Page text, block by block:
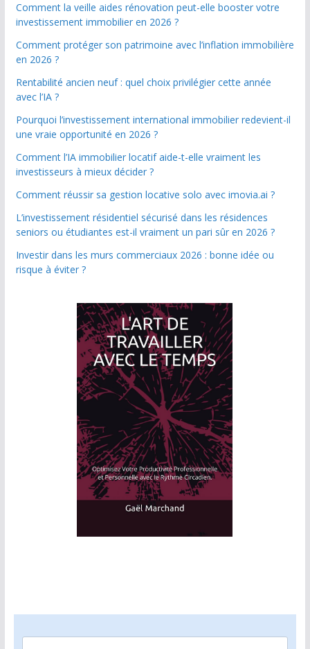
Comment la veille aides rénovation peut-elle booster votre
investissement immobilier en 2026 ?
Comment protéger son patrimoine avec l’inflation immobilière
en 2026 ?
Rentabilité ancien neuf : quel choix privilégier cette année
avec l’IA ?
Pourquoi l’investissement international immobilier redevient-il
une vraie opportunité en 2026 ?
Comment l’IA immobilier locatif aide-t-elle vraiment les
investisseurs à mieux décider ?
Comment réussir sa gestion locative solo avec imovia.ai ?
L’investissement résidentiel sécurisé dans les résidences
seniors ou étudiantes est-il vraiment un pari sûr en 2026 ?
Investir dans les murs commerciaux 2026 : bonne idée ou
risque à éviter ?